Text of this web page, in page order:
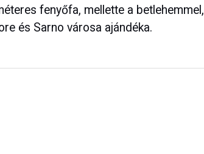
fenyőfa, mellette a betlehemmel,
és Sarno városa ajándéka.